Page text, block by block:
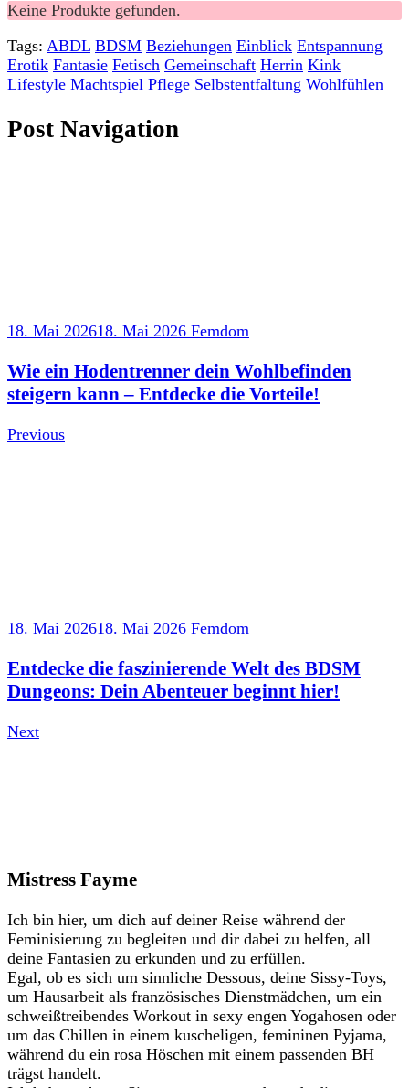
Keine Produkte gefunden.
Tags: ABDL BDSM Beziehungen Einblick Entspannung
Erotik Fantasie Fetisch Gemeinschaft Herrin Kink
Lifestyle Machtspiel Pflege Selbstentfaltung Wohlfühlen
Post Navigation
18. Mai 202618. Mai 2026 Femdom
Wie ein Hodentrenner dein Wohlbefinden
steigern kann – Entdecke die Vorteile!
Previous
18. Mai 202618. Mai 2026 Femdom
Entdecke die faszinierende Welt des BDSM
Dungeons: Dein Abenteuer beginnt hier!
Next
Mistress Fayme
Ich bin hier, um dich auf deiner Reise während der
Feminisierung zu begleiten und dir dabei zu helfen, all
deine Fantasien zu erkunden und zu erfüllen.
Egal, ob es sich um sinnliche Dessous, deine Sissy-Toys,
um Hausarbeit als französisches Dienstmädchen, um ein
schweißtreibendes Workout in sexy engen Yogahosen oder
um das Chillen in einem kuscheligen, femininen Pyjama,
während du ein rosa Höschen mit einem passenden BH
trägst handelt.